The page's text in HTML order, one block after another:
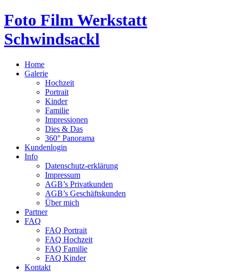
Foto Film Werkstatt
Schwindsackl
Home
Galerie
Hochzeit
Portrait
Kinder
Familie
Impressionen
Dies & Das
360° Panorama
Kundenlogin
Info
Datenschutz-erklärung
Impressum
AGB’s Privatkunden
AGB’s Geschäftskunden
Über mich
Partner
FAQ
FAQ Portrait
FAQ Hochzeit
FAQ Familie
FAQ Kinder
Kontakt